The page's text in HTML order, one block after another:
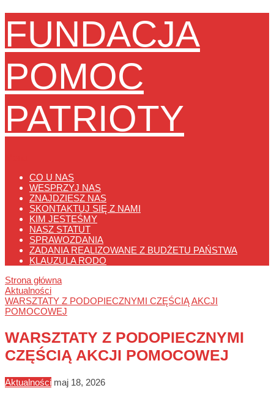
FUNDACJA
POMOC
PATRIOTY
CO U NAS
WESPRZYJ NAS
ZNAJDZIESZ NAS
SKONTAKTUJ SIĘ Z NAMI
KIM JESTEŚMY
NASZ STATUT
SPRAWOZDANIA
ZADANIA REALIZOWANE Z BUDŻETU PAŃSTWA
KLAUZULA RODO
Strona główna
Aktualności
WARSZTATY Z PODOPIECZNYMI CZĘŚCIĄ AKCJI
POMOCOWEJ
WARSZTATY Z PODOPIECZNYMI
CZĘŚCIĄ AKCJI POMOCOWEJ
Aktualności maj 18, 2026